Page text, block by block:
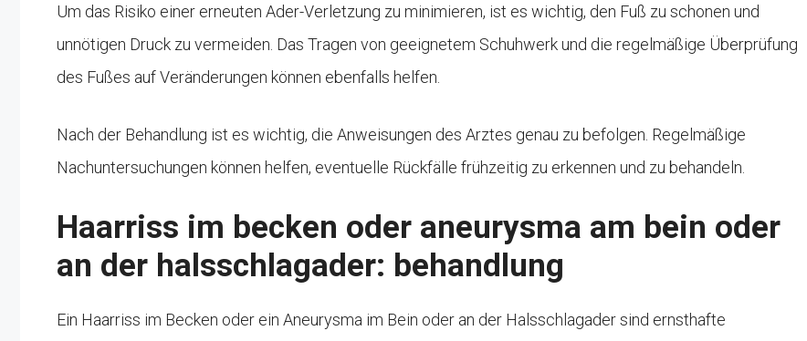
Um das Risiko einer erneuten Ader-Verletzung zu minimieren, ist es wichtig, den Fuß zu schonen und
unnötigen Druck zu vermeiden. Das Tragen von geeignetem Schuhwerk und die regelmäßige Überprüfung
des Fußes auf Veränderungen können ebenfalls helfen.
Nach der Behandlung ist es wichtig, die Anweisungen des Arztes genau zu befolgen. Regelmäßige
Nachuntersuchungen können helfen, eventuelle Rückfälle frühzeitig zu erkennen und zu behandeln.
Haarriss im becken oder aneurysma am bein oder
an der halsschlagader: behandlung
Ein Haarriss im Becken oder ein Aneurysma im Bein oder an der Halsschlagader sind ernsthafte